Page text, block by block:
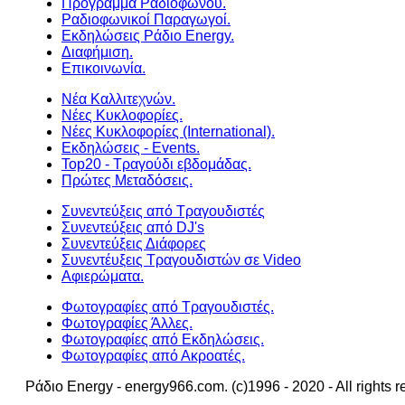
Πρόγραμμα Ραδιοφώνου.
Ραδιοφωνικοί Παραγωγοί.
Εκδηλώσεις Ράδιο Energy.
Διαφήμιση.
Επικοινωνία.
Νέα Καλλιτεχνών.
Νέες Κυκλοφορίες.
Νέες Κυκλοφορίες (International).
Εκδηλώσεις - Events.
Top20 - Τραγούδι εβδομάδας.
Πρώτες Μεταδόσεις.
Συνεντεύξεις από Τραγουδιστές
Συνεντεύξεις από DJ's
Συνεντεύξεις Διάφορες
Συνεντέυξεις Τραγουδιστών σε Video
Αφιερώματα.
Φωτογραφίες από Τραγουδιστές.
Φωτογραφίες Άλλες.
Φωτογραφίες από Εκδηλώσεις.
Φωτογραφίες από Ακροατές.
Ράδιο Energy - energy966.com. (c)1996 - 2020 - All rights